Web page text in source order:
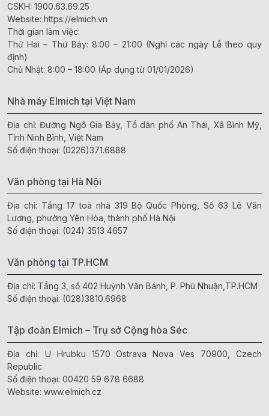
CSKH: 1900.63.69.25
Website: https://elmich.vn
Thời gian làm việc:
Thứ Hai – Thứ Bảy: 8:00 – 21:00 (Nghỉ các ngày Lễ theo quy
định)
Chủ Nhật: 8:00 – 18:00 (Áp dụng từ 01/01/2026)
Nhà máy Elmich tại Việt Nam
Địa chỉ: Đường Ngô Gia Bảy, Tổ dân phố An Thái, Xã Bình Mỹ,
Tỉnh Ninh Bình, Việt Nam
Số điện thoại: (0226)371.6888
Văn phòng tại Hà Nội
Địa chỉ: Tầng 17 toà nhà 319 Bộ Quốc Phòng, Số 63 Lê Văn
Lương, phường Yên Hòa, thành phố Hà Nội
Số điện thoại: (024) 3513 4657
Văn phòng tại TP.HCM
Địa chỉ: Tầng 3, số 402 Huỳnh Văn Bánh, P. Phú Nhuận,TP.HCM
Số điện thoại: (028)3810.6968
Tập đoàn Elmich – Trụ sở Cộng hòa Séc
Địa chỉ: U Hrubku 1570 Ostrava Nova Ves 70900, Czech
Republic
Số điện thoại: 00420 59 678 6688
Website: www.elmich.cz